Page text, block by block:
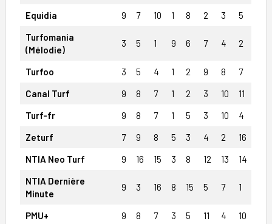
Equidia
9 7 10 1 8 2 3
5
Turfomania
(Mélodie)
3 5 1 9 6 7 4 2
Turfoo 3 5 4 1 2 9 8
7
Canal Turf
9 8 7 1 2 3 10
11
Turf-fr
9 8 7 1 5 3 10
4
Zeturf
7 9 8 5 3 4 2
16
NTIA Neo Turf
9 16 15 3 8 12 13
14
NTIA Dernière
Minute
9 3 16 8 15 5 7 1
PMU+ 9 8 7 3 5 11 4 10